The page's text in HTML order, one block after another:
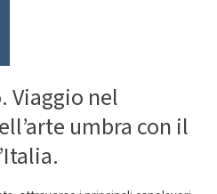
Viaggio nel
umbra con il